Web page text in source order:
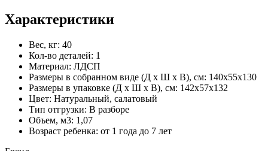
Характеристики
Вес, кг: 40
Кол-во деталей: 1
Материал: ЛДСП
Размеры в собранном виде (Д х Ш х В), см: 140х55х130
Размеры в упаковке (Д х Ш х В), см: 142х57х132
Цвет: Натуральный, салатовый
Тип отгрузки: В разборе
Объем, м3: 1,07
Возраст ребенка: от 1 года до 7 лет